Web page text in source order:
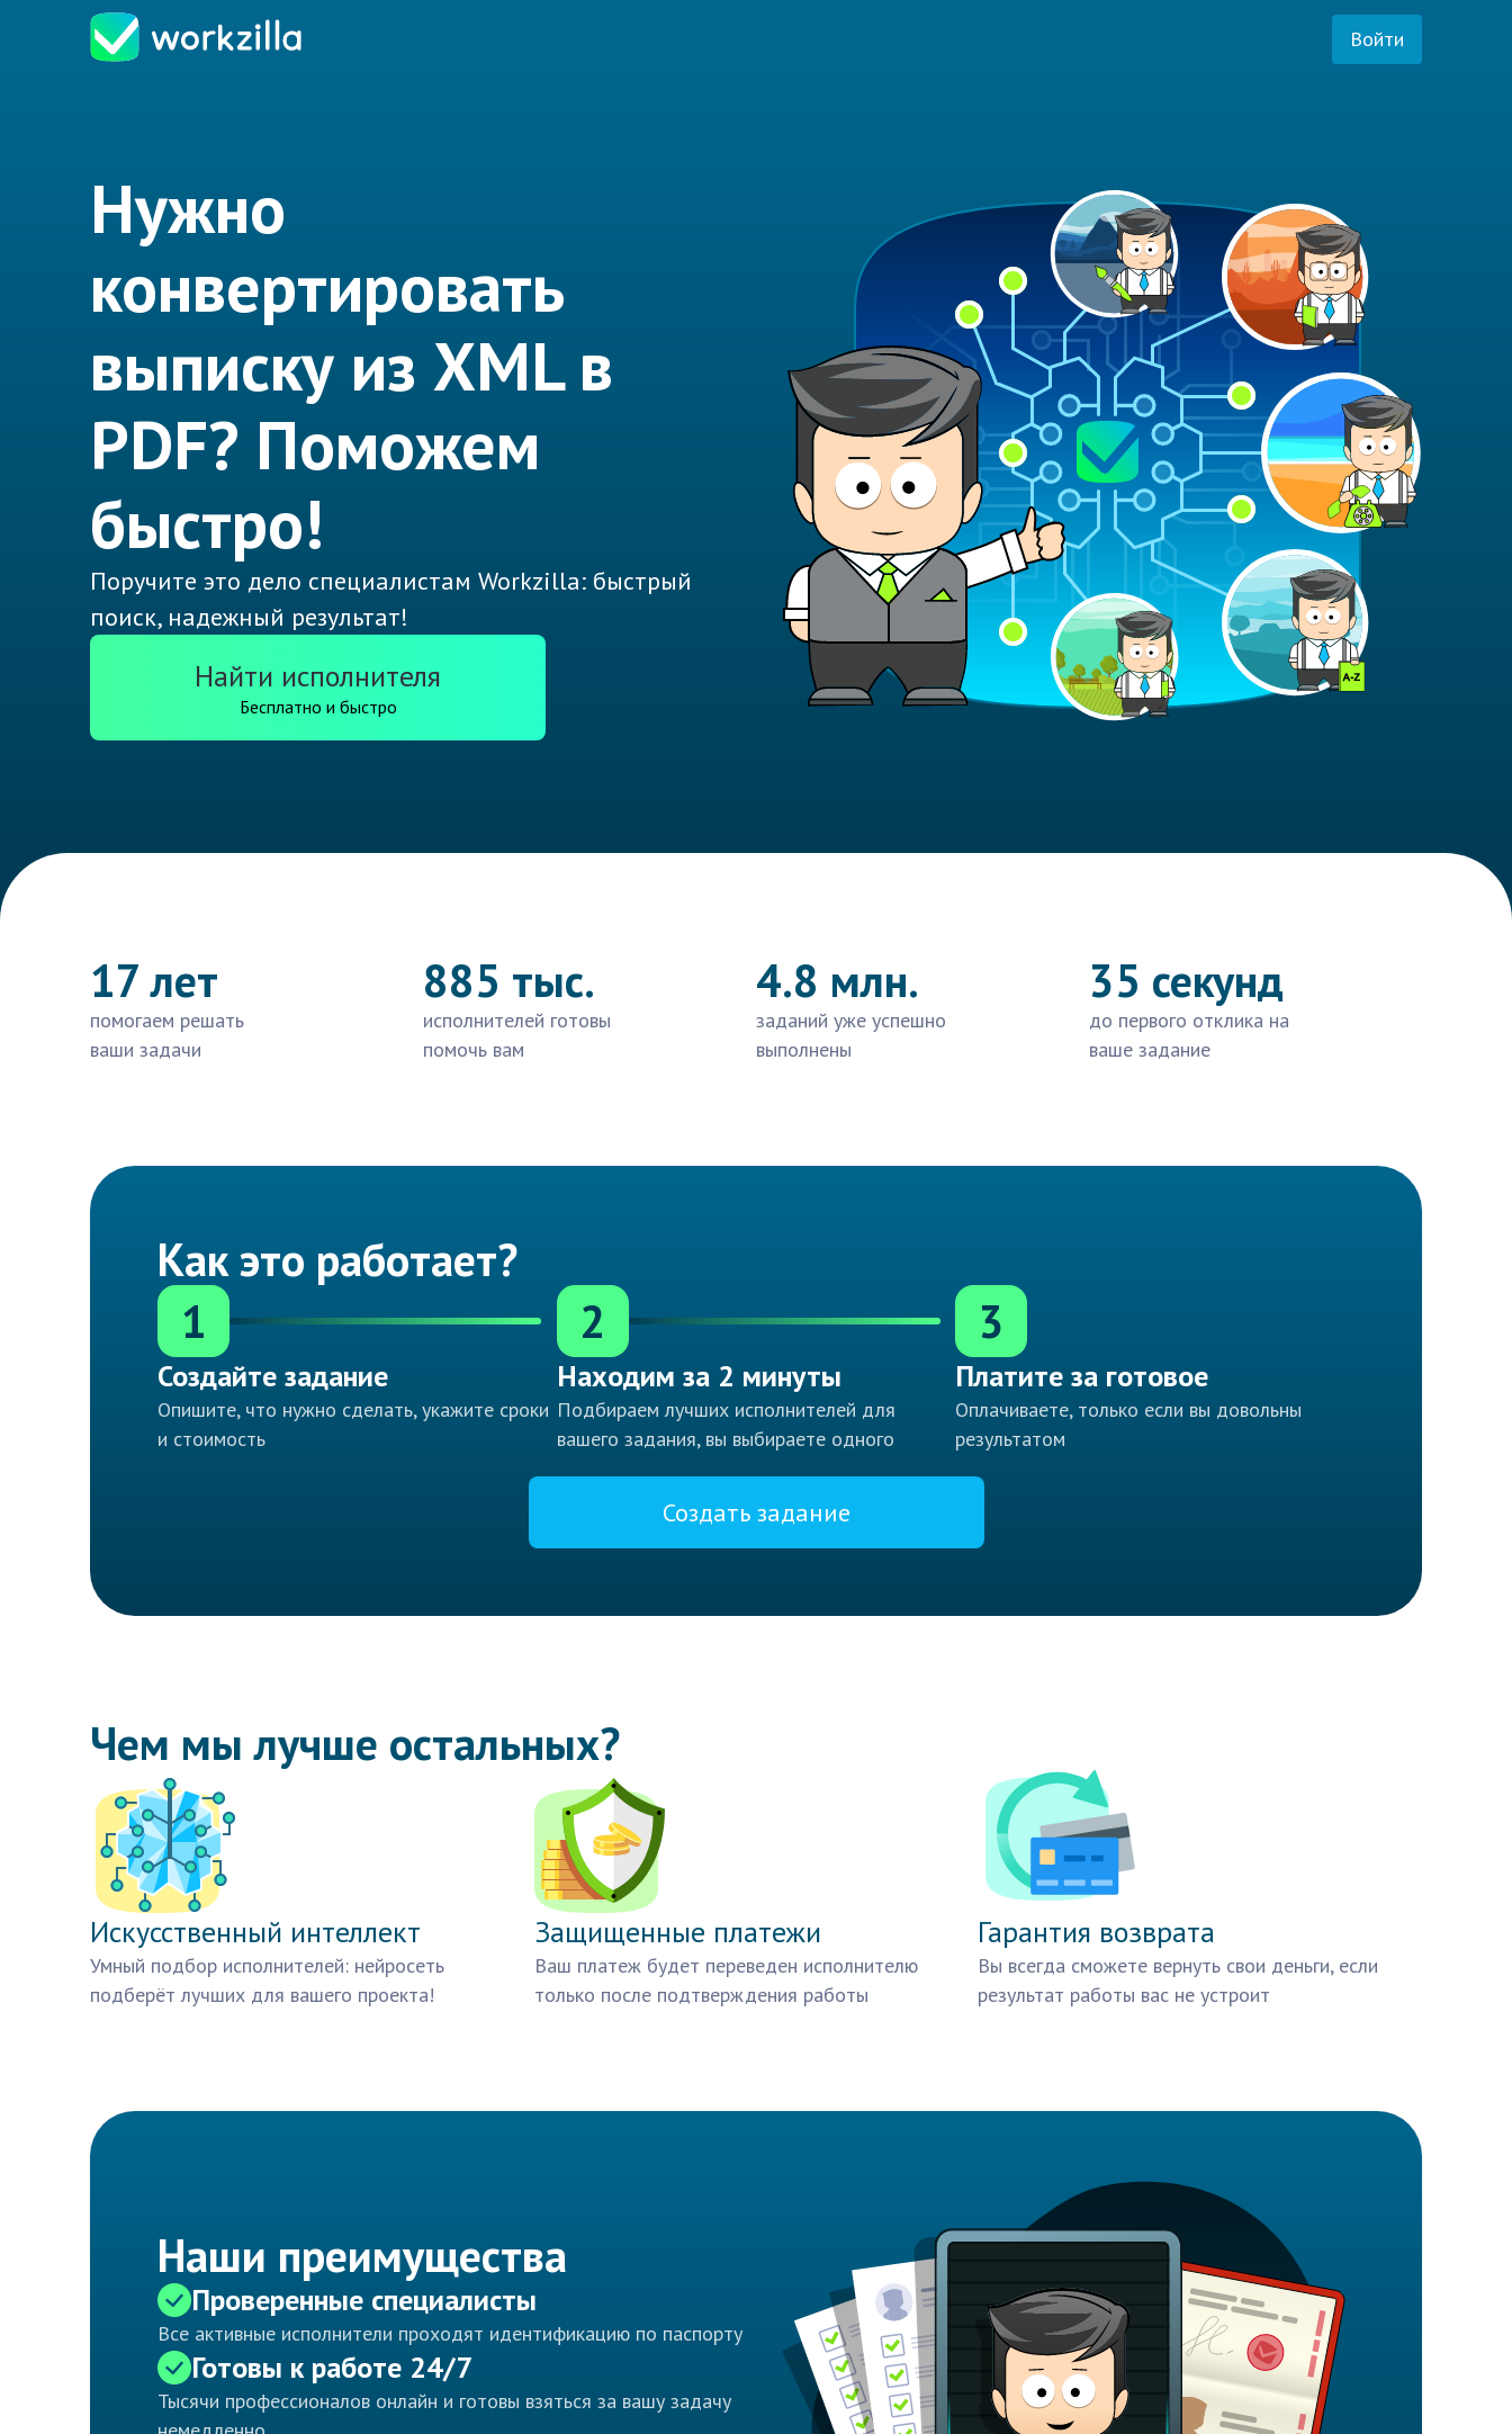
Войти
Нужно
конвертировать
выписку из XML в
PDF? Поможем
быстро!
Поручите это дело специалистам Workzilla: быстрый
поиск, надежный результат!
Найти исполнителя
Бесплатно и быстро
17 лет
помогаем решать
ваши задачи
885 тыс.
исполнителей готовы
помочь вам
4.8 млн.
заданий уже успешно
выполнены
35 секунд
до первого отклика на
ваше задание
Как это работает?
1
Создайте задание
Опишите, что нужно сделать, укажите сроки
и стоимость
2
Находим за 2 минуты
Подбираем лучших исполнителей для
вашего задания, вы выбираете одного
3
Платите за готовое
Оплачиваете, только если вы довольны
результатом
Создать задание
Чем мы лучше остальных?
Искусственный интеллект
Умный подбор исполнителей: нейросеть
подберёт лучших для вашего проекта!
Защищенные платежи
Ваш платеж будет переведен исполнителю
только после подтверждения работы
Гарантия возврата
Вы всегда сможете вернуть свои деньги, если
результат работы вас не устроит
Наши преимущества
Проверенные специалисты
Все активные исполнители проходят идентификацию по паспорту
Готовы к работе 24/7
Тысячи профессионалов онлайн и готовы взяться за вашу задачу